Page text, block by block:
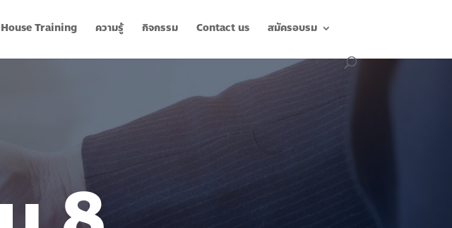
Training ความรู้ กิจกรรม Contact us สมัครอบรม